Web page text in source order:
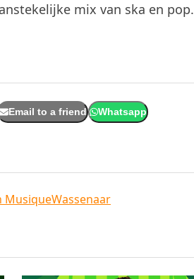
mix van ska en pop.
Email to a friend Whatsapp
MusiqueWassenaar